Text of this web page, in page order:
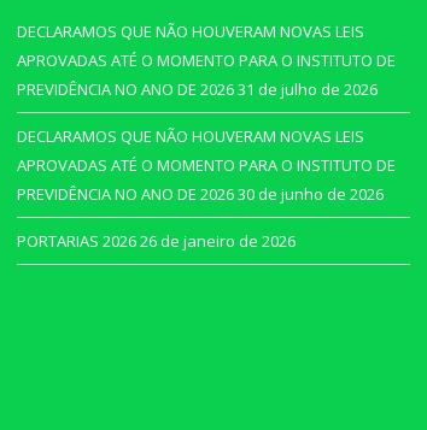
DECLARAMOS QUE NÃO HOUVERAM NOVAS LEIS
APROVADAS ATÉ O MOMENTO PARA O INSTITUTO DE
PREVIDÊNCIA NO ANO DE 202631 de julho de 2026
DECLARAMOS QUE NÃO HOUVERAM NOVAS LEIS
APROVADAS ATÉ O MOMENTO PARA O INSTITUTO DE
PREVIDÊNCIA NO ANO DE 202630 de junho de 2026
PORTARIAS 202626 de janeiro de 2026